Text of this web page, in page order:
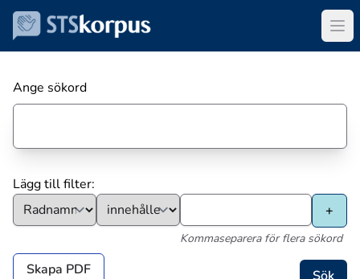
Ange sökord
Lägg till filter:
Kommaseparera för flera sökord
Skapa PDF